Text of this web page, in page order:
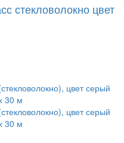
стекловолокно цвет